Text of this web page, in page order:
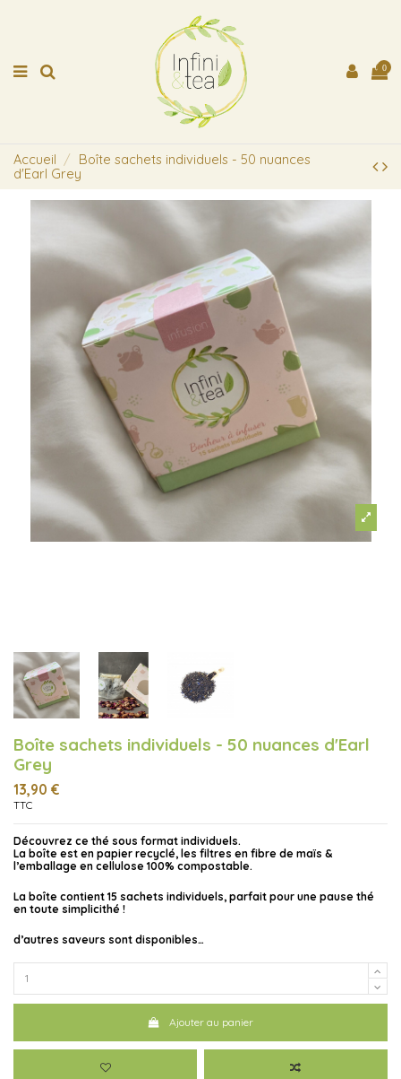
0
Accueil
Boîte sachets individuels - 50 nuances
d'Earl Grey
Boîte sachets individuels - 50 nuances d'Earl
Grey
13,90 €
TTC
Découvrez ce thé sous format individuels.
La boîte est en papier recyclé, les filtres en fibre de maïs &
l’emballage en cellulose 100% compostable.
La boîte contient 15 sachets individuels, parfait pour une pause thé
en toute simplicithé !
d’autres saveurs sont disponibles…
Ajouter au panier